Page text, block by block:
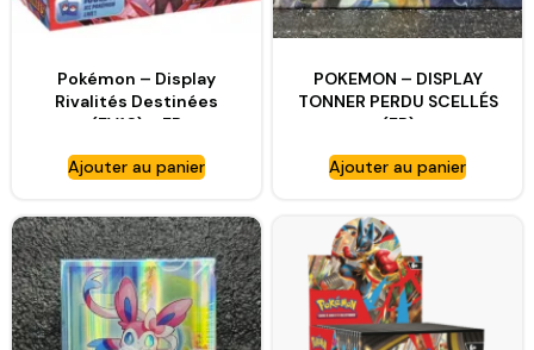
Pokémon – Display
Rivalités Destinées
(EV10) – FR
Ajouter au panier
POKEMON – DISPLAY
TONNER PERDU SCELLÉS
(FR)
Ajouter au panier